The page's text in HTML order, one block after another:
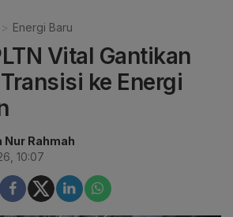
Energi Baru
Vital Gantikan
ke Energi
Nur Rahmah
10:07